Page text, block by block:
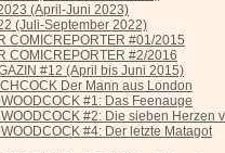
(April-Juni 2023)
(Juli-September 2022)
COMICREPORTER #01/2015
COMICREPORTER #2/2016
#12 (April bis Juni 2015)
Der Mann aus London
#1: Das Feenauge
#2: Die sieben Herzen
#4: Der letzte Matagot